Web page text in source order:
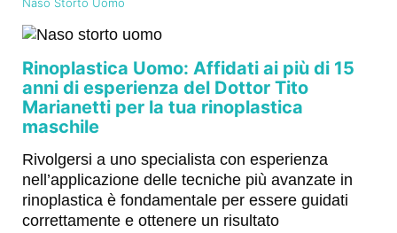
Rinoplastica Uomo: Affidati ai più di 15
anni di esperienza del Dottor Tito
Marianetti per la tua rinoplastica
maschile
Rivolgersi a uno specialista con esperienza
nell’applicazione delle tecniche più avanzate in
rinoplastica è fondamentale per essere guidati
correttamente e ottenere un risultato